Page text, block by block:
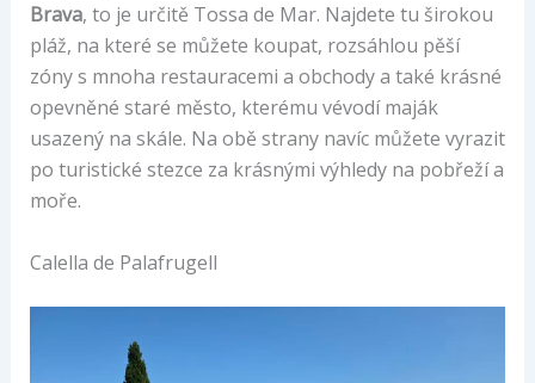
Brava, to je určitě Tossa de Mar. Najdete tu širokou
pláž, na které se můžete koupat, rozsáhlou pěší
zóny s mnoha restauracemi a obchody a také krásné
opevněné staré město, kterému vévodí maják
usazený na skále. Na obě strany navíc můžete vyrazit
po turistické stezce za krásnými výhledy na pobřeží a
moře.
Calella de Palafrugell